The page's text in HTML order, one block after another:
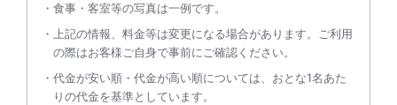
食事・客室等の写真は一例です。
上記の情報、料金等は変更になる場合があります。ご利用
の際はお客様ご自身で事前にご確認ください。
代金が安い順・代金が高い順については、おとな1名あた
りの代金を基準としています。